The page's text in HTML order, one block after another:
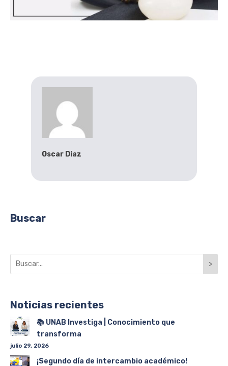
Oscar Diaz
Buscar
>
Noticias recientes
📚 UNAB Investiga | Conocimiento que
transforma
julio 29, 2026
¡Segundo día de intercambio académico!